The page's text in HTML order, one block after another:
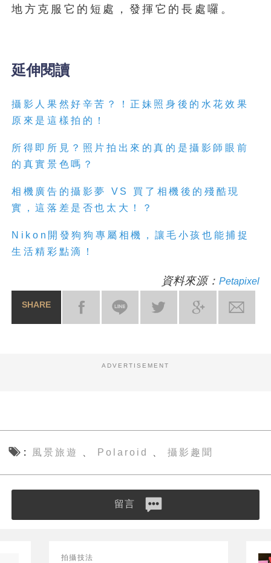
地方克服它的短處，發揮它的長處囉。
延伸閱讀
攝影人果然好辛苦？！正妹照身後的水花效果
原來是這樣拍的！
所得即所見？照片拍出來的真的是攝影師眼前
的真實景色嗎？
相機廣告的攝影夢 VS 買了相機後的殘酷現
實，這落差是否也太大！？
Nikon開發狗狗專屬相機，讓毛小孩也能捕捉
生活精彩點滴！
資料來源： Petapixel
SHARE
ADVERTISEMENT
風景旅遊 Polaroid 攝影趣聞
留言
拍攝技法